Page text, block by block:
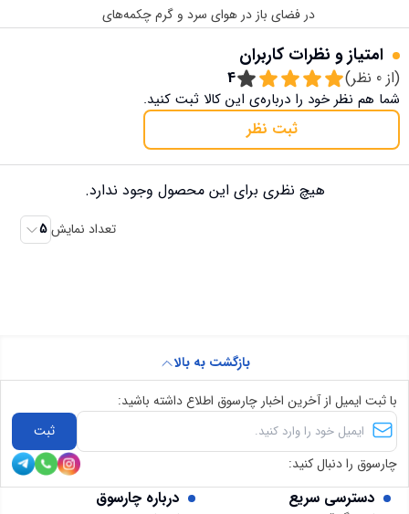
در فضای باز در هوای سرد و گرم چکمه‌های
امتیاز و نظرات کاربران
(از 0 نظر) 4
شما هم نظر خود را درباره‌ی این کالا ثبت کنید.
ثبت نظر
هیچ نظری برای این محصول وجود ندارد.
تعداد نمایش 5
دسترسی سریع درباره چارسوق
بازگشت به بالا
با ثبت ایمیل از آخرین اخبار چارسوق اطلاع داشته باشید:
ثبت
چارسوق را دنبال کنید: